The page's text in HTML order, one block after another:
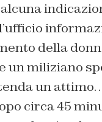
della
miliziano
un
circa 45